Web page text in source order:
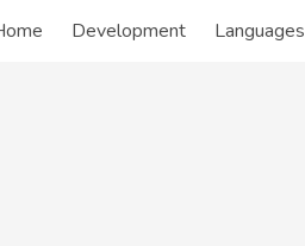
Development Languages